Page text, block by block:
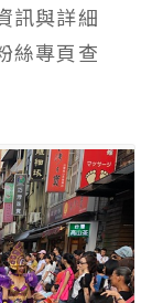
訊與詳細
絲專頁查